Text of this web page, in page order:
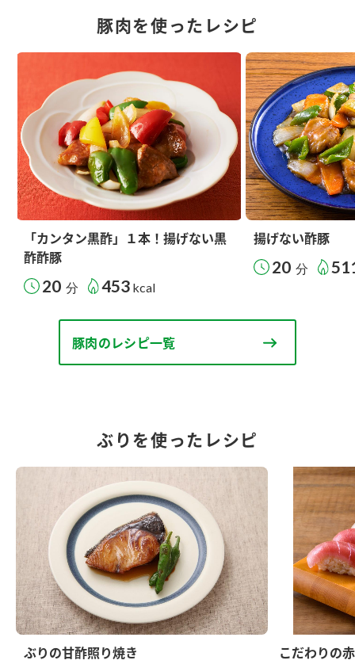
豚肉を使ったレシピ
「カンタン黒酢」１本！揚げない黒
酢酢豚
20 分 453 kcal
揚げない酢豚
20 分
豚肉のレシピ一覧
ぶりを使ったレシピ
ぶりの甘酢照り焼き こだわりの